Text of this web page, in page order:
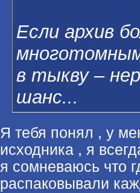
Если архив
в тыкву –
шанс...
Я тебя понял , у
исходника , я
я сомневаюсь что
распаковывали